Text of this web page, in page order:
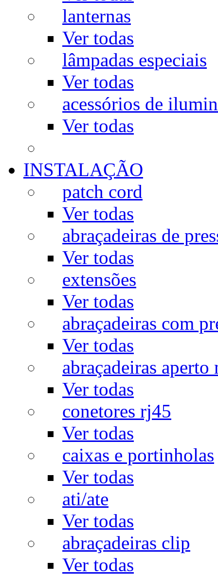
lanternas
Ver todas
lâmpadas especiais
Ver todas
acessórios de
Ver todas
INSTALAÇÃO
patch cord
Ver todas
abraçadeiras de
Ver todas
extensões
Ver todas
abraçadeiras com
Ver todas
abraçadeiras aperto
Ver todas
conetores rj45
Ver todas
caixas e portinholas
Ver todas
ati/ate
Ver todas
abraçadeiras clip
Ver todas